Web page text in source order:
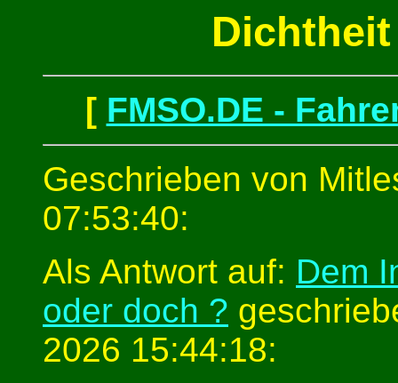
[ FMSO.DE -
Geschrieben von
07:53:40:
Als Antwort auf: Dem
oder doch ?
2026 15:44:18: